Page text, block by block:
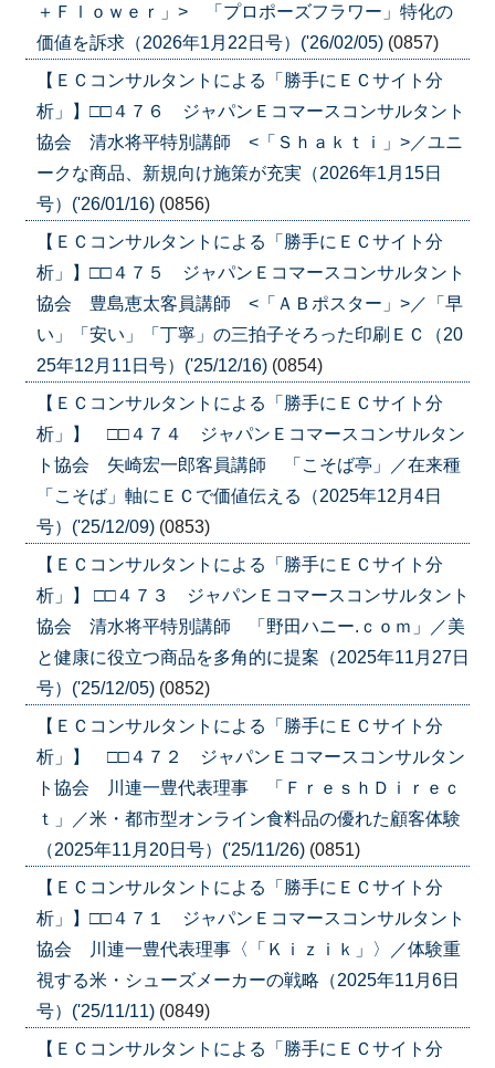
＋Ｆｌｏｗｅｒ」> 「プロポーズフラワー」特化の
価値を訴求（2026年1月22日号）('26/02/05) (0857)
【ＥＣコンサルタントによる「勝手にＥＣサイト分
析」】□□４７６ ジャパンＥコマースコンサルタント
協会 清水将平特別講師 <「Ｓｈａｋｔｉ」>／ユニ
ークな商品、新規向け施策が充実（2026年1月15日
号）('26/01/16) (0856)
【ＥＣコンサルタントによる「勝手にＥＣサイト分
析」】□□４７５ ジャパンＥコマースコンサルタント
協会 豊島恵太客員講師 <「ＡＢポスター」>／「早
い」「安い」「丁寧」の三拍子そろった印刷ＥＣ（20
25年12月11日号）('25/12/16) (0854)
【ＥＣコンサルタントによる「勝手にＥＣサイト分
析」】 □□４７４ ジャパンＥコマースコンサルタン
ト協会 矢崎宏一郎客員講師 「こそば亭」／在来種
「こそば」軸にＥＣで価値伝える（2025年12月4日
号）('25/12/09) (0853)
【ＥＣコンサルタントによる「勝手にＥＣサイト分
析」】 □□４７３ ジャパンＥコマースコンサルタント
協会 清水将平特別講師 「野田ハニー.ｃｏｍ」／美
と健康に役立つ商品を多角的に提案（2025年11月27日
号）('25/12/05) (0852)
【ＥＣコンサルタントによる「勝手にＥＣサイト分
析」】 □□４７２ ジャパンＥコマースコンサルタン
ト協会 川連一豊代表理事 「ＦｒｅｓｈＤｉｒｅｃ
ｔ」／米・都市型オンライン食料品の優れた顧客体験
（2025年11月20日号）('25/11/26) (0851)
【ＥＣコンサルタントによる「勝手にＥＣサイト分
析」】□□４７１ ジャパンＥコマースコンサルタント
協会 川連一豊代表理事〈「Ｋｉｚｉｋ」〉／体験重
視する米・シューズメーカーの戦略（2025年11月6日
号）('25/11/11) (0849)
【ＥＣコンサルタントによる「勝手にＥＣサイト分